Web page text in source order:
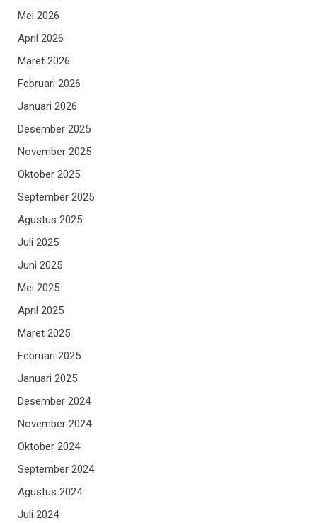
Mei 2026
April 2026
Maret 2026
Februari 2026
Januari 2026
Desember 2025
November 2025
Oktober 2025
September 2025
Agustus 2025
Juli 2025
Juni 2025
Mei 2025
April 2025
Maret 2025
Februari 2025
Januari 2025
Desember 2024
November 2024
Oktober 2024
September 2024
Agustus 2024
Juli 2024